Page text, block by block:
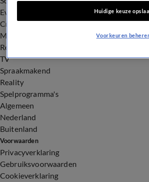
Evenementen
Crime
Misdaad
Rechtszaken
TV
Spraakmakend
Reality
Spelprogramma's
Algemeen
Nederland
Buitenland
Voorwaarden
Privacyverklaring
Gebruiksvoorwaarden
Cookieverklaring
Huidige keuze
Voorkeuren